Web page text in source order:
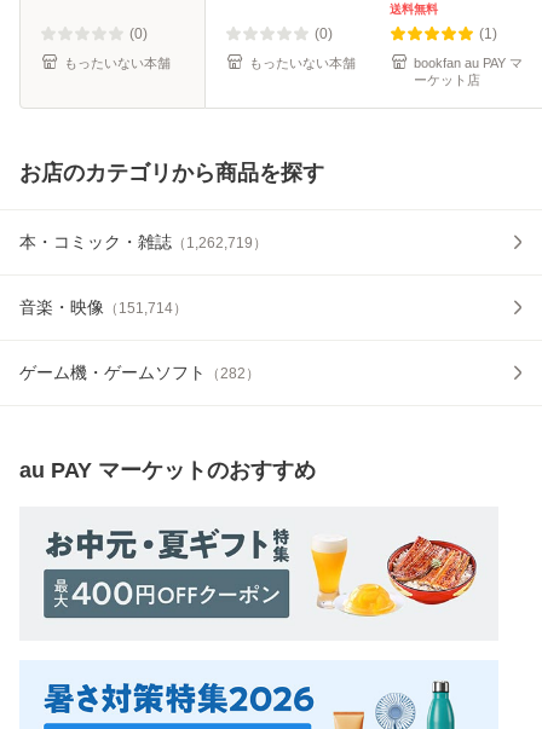
(0)
もったいない本舗
(0)
もったいない本舗
送料無料
(1)
bookfan au PAY マ
ーケット店
お店のカテゴリから商品を探す
本・コミック・雑誌 （ 1,262,719 ）
音楽・映像 （ 151,714）
ゲーム機・ゲームソフト （282 ）
au PAY マーケットのおすすめ